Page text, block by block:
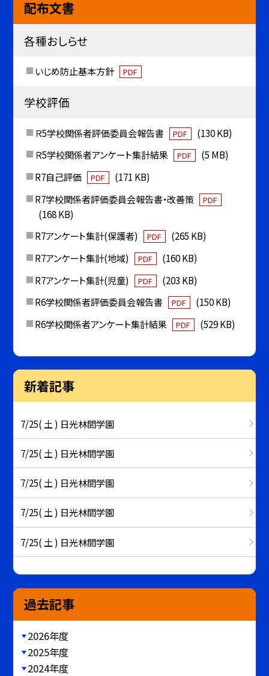
配布文書
各種おしらせ
いじめ防止基本方針 PDF
学校評価
Ｒ5学校関係者評価委員会報告書 PDF
(130 KB)
Ｒ5学校関係者アンケート集計結果
PDF
(5 MB)
R7自己評価
PDF
(171 KB)
R7学校関係者評価委員会報告書・改善策
PDF
(168 KB)
R7アンケート集計(保護者)
PDF
(265 KB)
R7アンケート集計(地域)
PDF
(160 KB)
R7アンケート集計(児童)
PDF
(203 KB)
R6学校関係者評価委員会報告書
PDF
(150 KB)
R6学校関係者アンケート集計結果
PDF (529 KB)
新着記事
7/25( 土 ) 日光林間学園
7/25( 土 ) 日光林間学園
7/25( 土 ) 日光林間学園
7/25( 土 ) 日光林間学園
7/25( 土 ) 日光林間学園
過去記事
2026年度
2025年度
2024年度